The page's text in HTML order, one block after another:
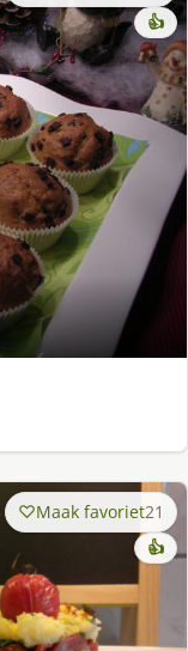
👍
Maak favoriet21
👍